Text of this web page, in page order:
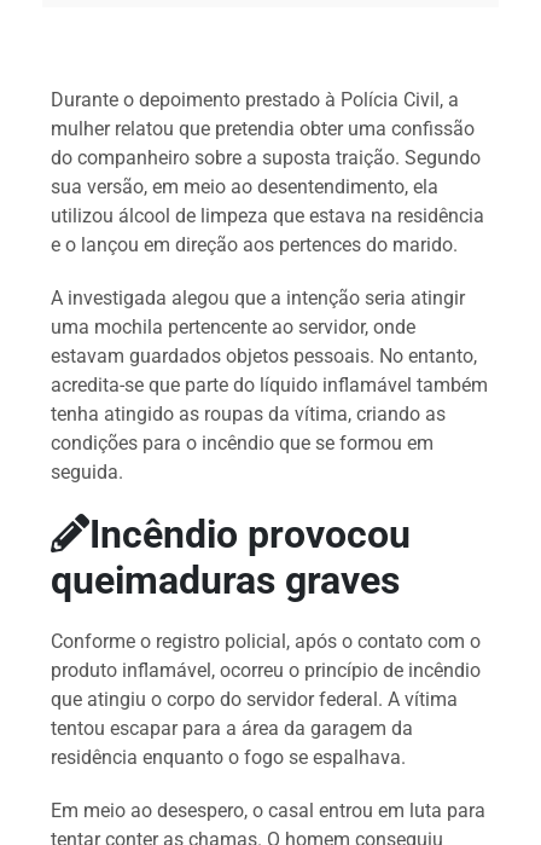
Durante o depoimento prestado à Polícia Civil, a
mulher relatou que pretendia obter uma confissão
do companheiro sobre a suposta traição. Segundo
sua versão, em meio ao desentendimento, ela
utilizou álcool de limpeza que estava na residência
e o lançou em direção aos pertences do marido.
A investigada alegou que a intenção seria atingir
uma mochila pertencente ao servidor, onde
estavam guardados objetos pessoais. No entanto,
acredita-se que parte do líquido inflamável também
tenha atingido as roupas da vítima, criando as
condições para o incêndio que se formou em
seguida.
Incêndio provocou
queimaduras graves
Conforme o registro policial, após o contato com o
produto inflamável, ocorreu o princípio de incêndio
que atingiu o corpo do servidor federal. A vítima
tentou escapar para a área da garagem da
residência enquanto o fogo se espalhava.
Em meio ao desespero, o casal entrou em luta para
tentar conter as chamas. O homem conseguiu